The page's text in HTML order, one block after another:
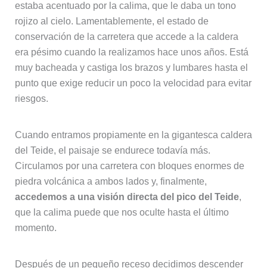
estaba acentuado por la calima, que le daba un tono
rojizo al cielo. Lamentablemente, el estado de
conservación de la carretera que accede a la caldera
era pésimo cuando la realizamos hace unos años. Está
muy bacheada y castiga los brazos y lumbares hasta el
punto que exige reducir un poco la velocidad para evitar
riesgos.
Cuando entramos propiamente en la gigantesca caldera
del Teide, el paisaje se endurece todavía más.
Circulamos por una carretera con bloques enormes de
piedra volcánica a ambos lados y, finalmente,
accedemos a una visión directa del pico del Teide,
que la calima puede que nos oculte hasta el último
momento.
Después de un pequeño receso decidimos descender